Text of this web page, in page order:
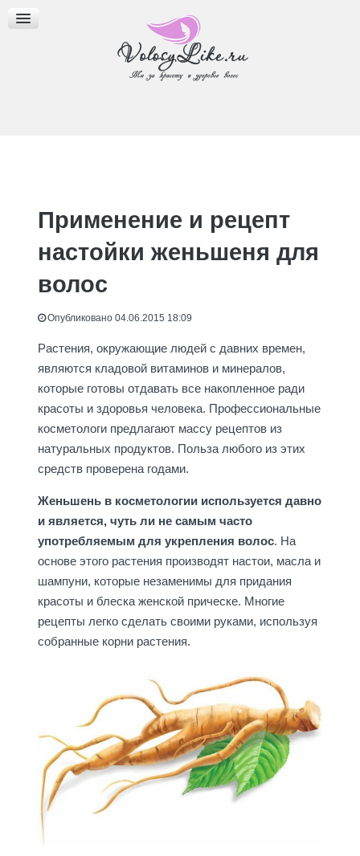
МАСЛА ДЛЯ ВОЛОС
Применение и рецепт
настойки женьшеня для
волос
Опубликовано 04.06.2015 18:09
Растения, окружающие людей с давних времен,
являются кладовой витаминов и минералов,
которые готовы отдавать все накопленное ради
красоты и здоровья человека. Профессиональные
косметологи предлагают массу рецептов из
натуральных продуктов. Польза любого из этих
средств проверена годами.
Женьшень в косметологии используется давно
и является, чуть ли не самым часто
употребляемым для укрепления волос. На
основе этого растения производят настои, масла и
шампуни, которые незаменимы для придания
красоты и блеска женской прическе. Многие
рецепты легко сделать своими руками, используя
собранные корни растения.